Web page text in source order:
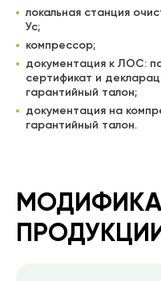
локальная станция
Ус;
компрессор;
документация к ЛОС:
сертификат и
гарантийный талон;
документация на
гарантийный талон.